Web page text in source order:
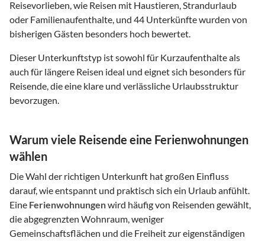
Reisevorlieben, wie Reisen mit Haustieren, Strandurlaub
oder Familienaufenthalte, und 44 Unterkünfte wurden von
bisherigen Gästen besonders hoch bewertet.
Dieser Unterkunftstyp ist sowohl für Kurzaufenthalte als
auch für längere Reisen ideal und eignet sich besonders für
Reisende, die eine klare und verlässliche Urlaubsstruktur
bevorzugen.
Warum viele Reisende eine Ferienwohnungen
wählen
Die Wahl der richtigen Unterkunft hat großen Einfluss
darauf, wie entspannt und praktisch sich ein Urlaub anfühlt.
Eine Ferienwohnungenwird häufig von Reisenden gewählt,
die abgegrenzten Wohnraum, weniger
Gemeinschaftsflächen und die Freiheit zur eigenständigen